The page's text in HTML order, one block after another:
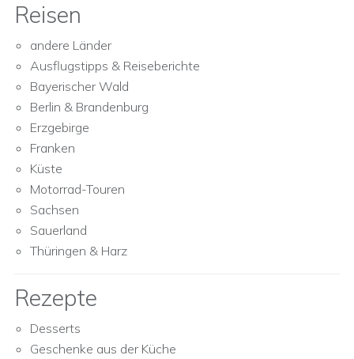
Reisen
andere Länder
Ausflugstipps & Reiseberichte
Bayerischer Wald
Berlin & Brandenburg
Erzgebirge
Franken
Küste
Motorrad-Touren
Sachsen
Sauerland
Thüringen & Harz
Rezepte
Desserts
Geschenke aus der Küche